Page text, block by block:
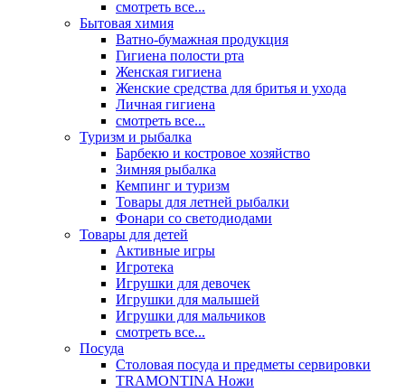
смотреть все...
Бытовая химия
Ватно-бумажная продукция
Гигиена полости рта
Женская гигиена
Женские средства для бритья и ухода
Личная гигиена
смотреть все...
Туризм и рыбалка
Барбекю и костровое хозяйство
Зимняя рыбалка
Кемпинг и туризм
Товары для летней рыбалки
Фонари со светодиодами
Товары для детей
Активные игры
Игротека
Игрушки для девочек
Игрушки для малышей
Игрушки для мальчиков
смотреть все...
Посуда
Столовая посуда и предметы сервировки
TRAMONTINA Ножи